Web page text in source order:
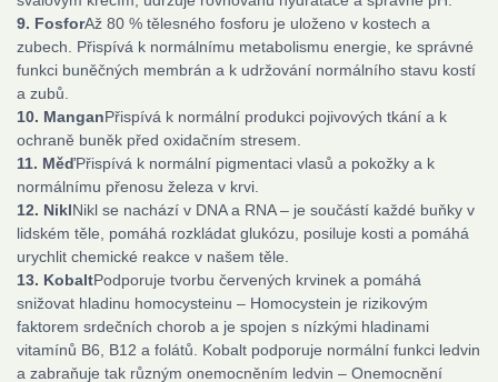
9. FosforAž 80 % tělesného fosforu je uloženo v kostech a
zubech. Přispívá k normálnímu metabolismu energie, ke správné
funkci buněčných membrán a k udržování normálního stavu kostí
a zubů.
10. ManganPřispívá k normální produkci pojivových tkání a k
ochraně buněk před oxidačním stresem.
11. MěďPřispívá k normální pigmentaci vlasů a pokožky a k
normálnímu přenosu železa v krvi.
12. NiklNikl se nachází v DNA a RNA – je součástí každé buňky v
lidském těle, pomáhá rozkládat glukózu, posiluje kosti a pomáhá
urychlit chemické reakce v našem těle.
13. KobaltPodporuje tvorbu červených krvinek a pomáhá
snižovat hladinu homocysteinu – Homocystein je rizikovým
faktorem srdečních chorob a je spojen s nízkými hladinami
vitamínů B6, B12 a folátů. Kobalt podporuje normální funkci ledvin
a zabraňuje tak různým onemocněním ledvin – Onemocnění